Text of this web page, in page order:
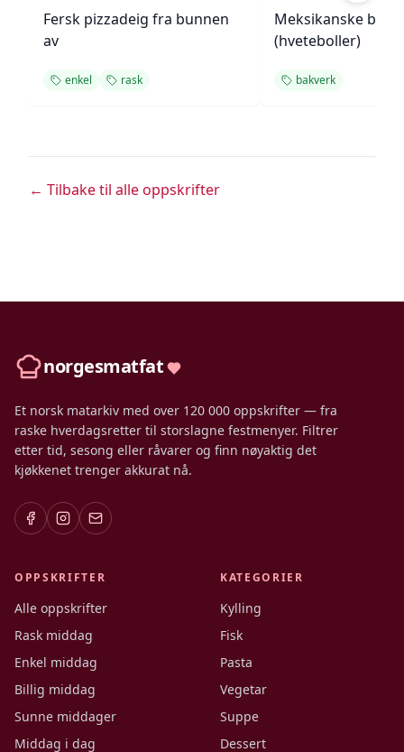
Fersk pizzadeig fra bunnen
av
enkel rask
Meksikanske
(hveteboller)
bakverk
← Tilbake til alle oppskrifter
norgesmatfat
Et norsk matarkiv med over 120 000 oppskrifter — fra
raske hverdagsretter til storslagne festmenyer. Filtrer
etter tid, sesong eller råvarer og finn nøyaktig det
kjøkkenet trenger akkurat nå.
OPPSKRIFTER
Alle oppskrifter
Rask middag
Enkel middag
Billig middag
Sunne middager
Middag i dag
KATEGORIER
Kylling
Fisk
Pasta
Vegetar
Suppe
Dessert